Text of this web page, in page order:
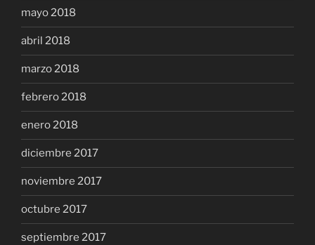
mayo 2018
abril 2018
marzo 2018
febrero 2018
enero 2018
diciembre 2017
noviembre 2017
octubre 2017
septiembre 2017